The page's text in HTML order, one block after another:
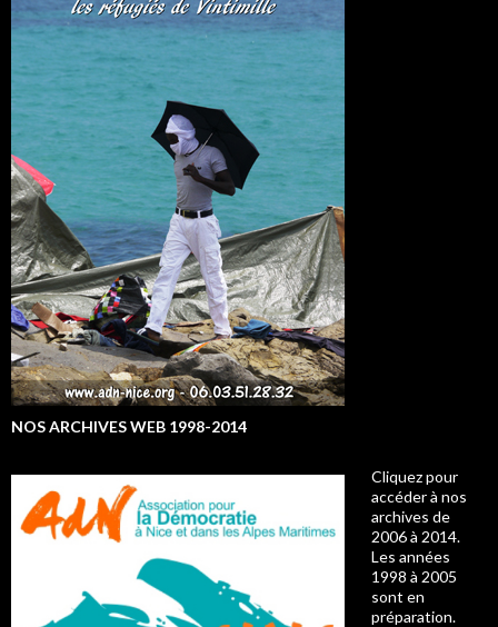
NOS ARCHIVES WEB 1998-2014
Cliquez pour
accéder à nos
archives de
2006 à 2014.
Les années
1998 à 2005
sont en
préparation.